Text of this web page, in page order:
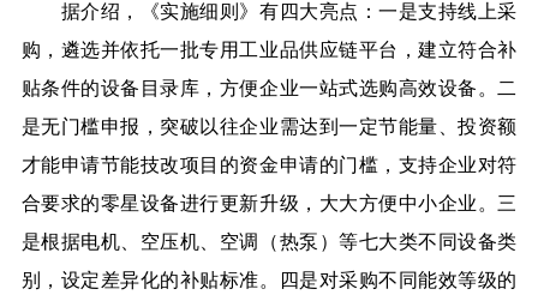
据介绍，《实施细则》有四大亮点：一是支持线上采
购，遴选并依托一批专用工业品供应链平台，建立符合补
贴条件的设备目录库，方便企业一站式选购高效设备。二
是无门槛申报，突破以往企业需达到一定节能量、投资额
才能申请节能技改项目的资金申请的门槛，支持企业对符
合要求的零星设备进行更新升级，大大方便中小企业。三
是根据电机、空压机、空调（热泵）等七大类不同设备类
别，设定差异化的补贴标准。四是对采购不同能效等级的